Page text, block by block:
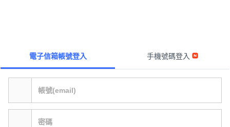
電子信箱帳號登入 手機號碼登入